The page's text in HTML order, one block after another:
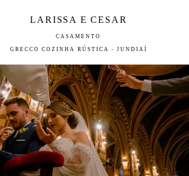
LARISSA E CESAR
CASAMENTO
GRECCO COZINHA RÚSTICA - JUNDIAÍ